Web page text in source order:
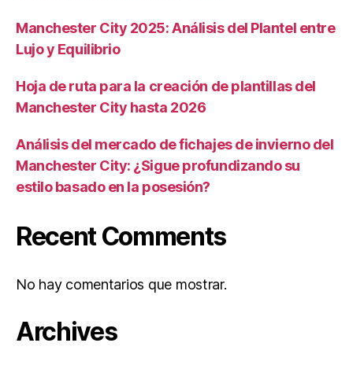
Manchester City 2025: Análisis del Plantel entre
Lujo y Equilibrio
Hoja de ruta para la creación de plantillas del
Manchester City hasta 2026
Análisis del mercado de fichajes de invierno del
Manchester City: ¿Sigue profundizando su
estilo basado en la posesión?
Recent Comments
No hay comentarios que mostrar.
Archives